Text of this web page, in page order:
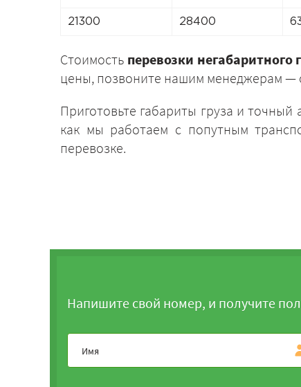
21300 28400
Стоимость перевозки
цены, позвоните нашим менеджерам —
Приготовьте габариты груза и
как мы работаем с попутным
перевозке.
Напишите свой номер, и получите